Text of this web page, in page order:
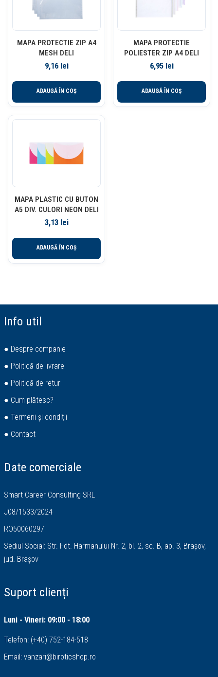
MAPA PROTECTIE ZIP A4
MESH DELI
9,16 lei
ADAUGĂ ÎN COȘ
MAPA PROTECTIE
POLIESTER ZIP A4 DELI
6,95 lei
ADAUGĂ ÎN COȘ
MAPA PLASTIC CU BUTON
A5 DIV. CULORI NEON DELI
3,13 lei
ADAUGĂ ÎN COȘ
Info util
● Despre companie
● Politică de livrare
● Politică de retur
● Cum plătesc?
● Termeni și condiții
● Contact
Date comerciale
Smart Career Consulting SRL
J08/1533/2024
RO50060297
Sediul Social: Str. Fdt. Harmanului Nr. 2, bl. 2, sc. B, ap. 3, Brașov,
jud. Brașov
Suport clienți
Luni - Vineri: 09:00 - 18:00
Telefon: (+40) 752-184-518
Email: vanzari@biroticshop.ro